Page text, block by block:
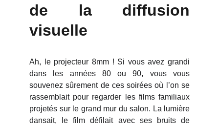
de la diffusion
visuelle
Ah, le projecteur 8mm ! Si vous avez grandi
dans les années 80 ou 90, vous vous
souvenez sûrement de ces soirées où l’on se
rassemblait pour regarder les films familiaux
projetés sur le grand mur du salon. La lumière
dansait, le film défilait avec ses bruits de